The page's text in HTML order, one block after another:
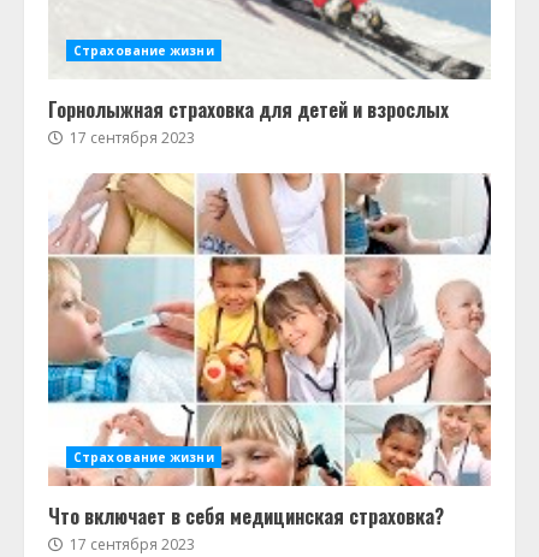
Страхование жизни
Горнолыжная страховка для детей и взрослых
17 сентября 2023
Страхование жизни
Что включает в себя медицинская страховка?
17 сентября 2023